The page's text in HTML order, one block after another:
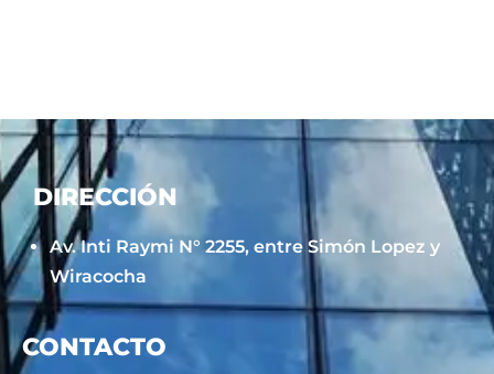
DIRECCIÓN
Av. Inti Raymi N° 2255, entre Simón Lopez y
Wiracocha
CONTACTO